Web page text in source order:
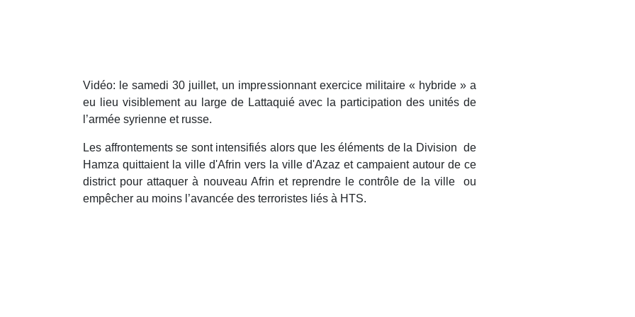
Vidéo: le samedi 30 juillet, un impressionnant exercice militaire « hybride » a
eu lieu visiblement au large de Lattaquié avec la participation des unités de
l’armée syrienne et russe.
Les affrontements se sont intensifiés alors que les éléments de la Division de
Hamza quittaient la ville d'Afrin vers la ville d'Azaz et campaient autour de ce
district pour attaquer à nouveau Afrin et reprendre le contrôle de la ville ou
empêcher au moins l’avancée des terroristes liés à HTS.